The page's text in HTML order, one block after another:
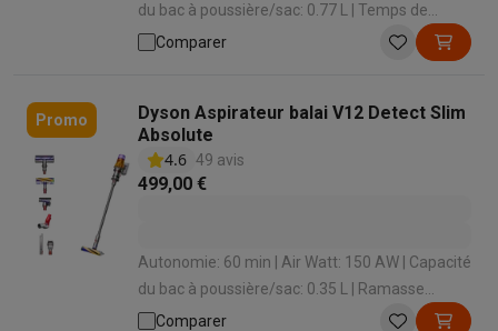
du bac à poussière/sac: 0.77 L | Temps de
charge: 210 min | Station de chargement: Oui
Comparer
Promo
Dyson Aspirateur balai V12 Detect Slim
Absolute
4.6 49 avis
499,00 €
Autonomie: 60 min | Air Watt: 150 AW | Capacité
du bac à poussière/sac: 0.35 L | Ramasse
miettes intégré: Oui | Temps de charge: 240 min
Comparer